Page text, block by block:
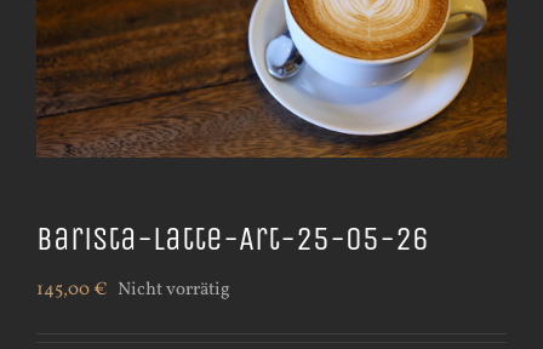
Barista-Latte-Art-25-05-26
145,00€ Nicht vorrätig